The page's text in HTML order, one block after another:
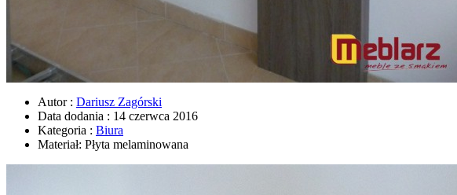
Autor : Dariusz Zagórski
Data dodania : 14 czerwca 2016
Kategoria : Biura
Materiał: Płyta melaminowana